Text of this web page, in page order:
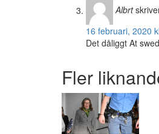
Albrt
16 februari, 2020
Det dåliggt At
Fler